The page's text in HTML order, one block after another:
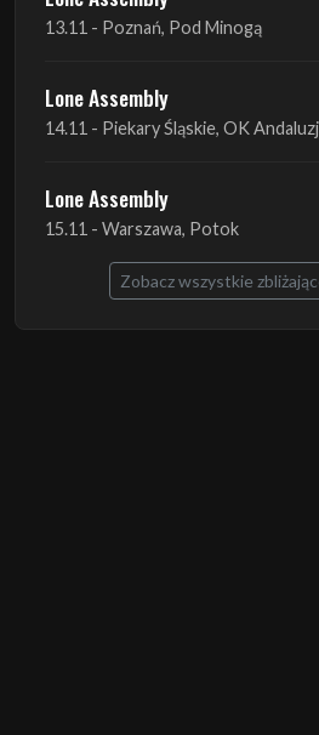
14.11 - Piekary Śląskie, OK Andaluzja
Lone Assembly
15.11 - Warszawa, Potok